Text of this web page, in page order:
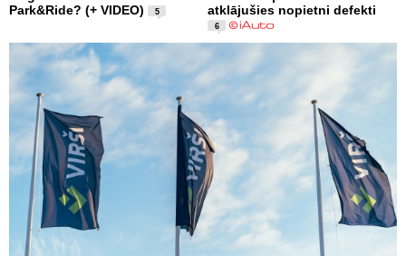
Park&Ride? (+ VIDEO)
5
atklājušies nopietni defekti
6